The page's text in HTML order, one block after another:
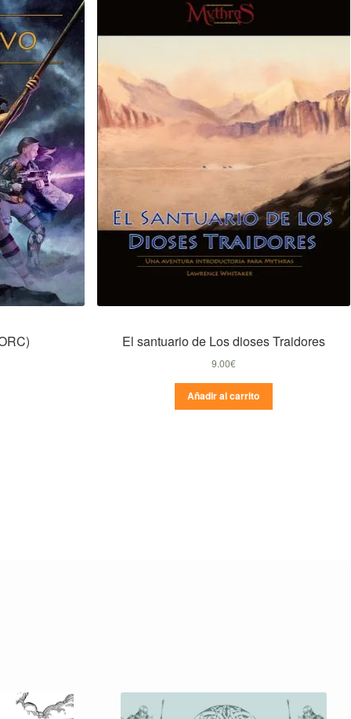
El santuario de Los dioses Traidores
9.00€
Añadir al carrito